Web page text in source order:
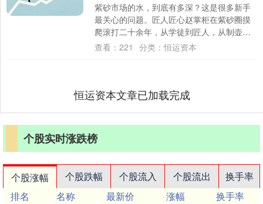
紫砂市场的水，到底有多深？这是很多新手
最关心的问题。匠人匠心赵掌柜在紫砂圈摸
爬滚打二十余年，从学徒到匠人，从制壶到
经营，见证了市场的起起落落。今天，他敞
查看： 221 分类：恒运资本
恒运资本文章已加载完成
个股实时涨跌榜
个股涨幅 个股跌幅 个股流入 个股流出
换手率
排名
名称 最新价 涨幅
换手率